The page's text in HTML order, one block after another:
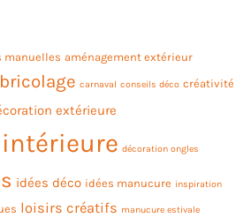
manuelles aménagement extérieur
bricolage carnaval conseils déco créativité
extérieure
décoration ongles
idées déco idées manucure inspiration
loisirs créatifs manucure estivale